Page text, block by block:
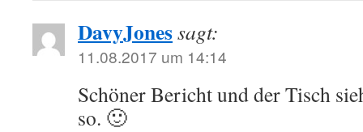
DavyJonessagt:
11.08.2017 um 14:14
Schöner Bericht und der Tisch
so. 🙂